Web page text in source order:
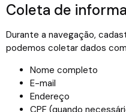
Coleta de
Durante a navegação,
podemos coletar dados
Nome completo
E-mail
Endereço
CPF (quando